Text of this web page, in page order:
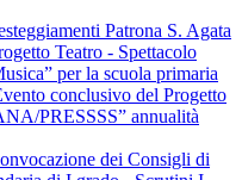
Patrona S. Agata
Teatro - Spettacolo
per la scuola primaria
conclusivo del Progetto
PRESSSS” annualità
dei Consigli di